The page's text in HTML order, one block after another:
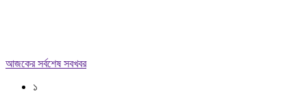
আজকের সর্বশেষ সবখবর
১